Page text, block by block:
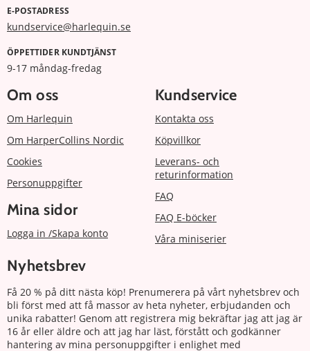
E-POSTADRESS
kundservice@harlequin.se
ÖPPETTIDER KUNDTJÄNST
9-17 måndag-fredag
Om oss
Om Harlequin
Om HarperCollins Nordic
Cookies
Personuppgifter
Mina sidor
Logga in /Skapa konto
Kundservice
Kontakta oss
Köpvillkor
Leverans- och
returinformation
FAQ
FAQ E-böcker
Våra miniserier
Nyhetsbrev
Få 20 % på ditt nästa köp! Prenumerera på vårt nyhetsbrev och
bli först med att få massor av heta nyheter, erbjudanden och
unika rabatter! Genom att registrera mig bekräftar jag att jag är
16 år eller äldre och att jag har läst, förstått och godkänner
hantering av mina personuppgifter i enlighet med